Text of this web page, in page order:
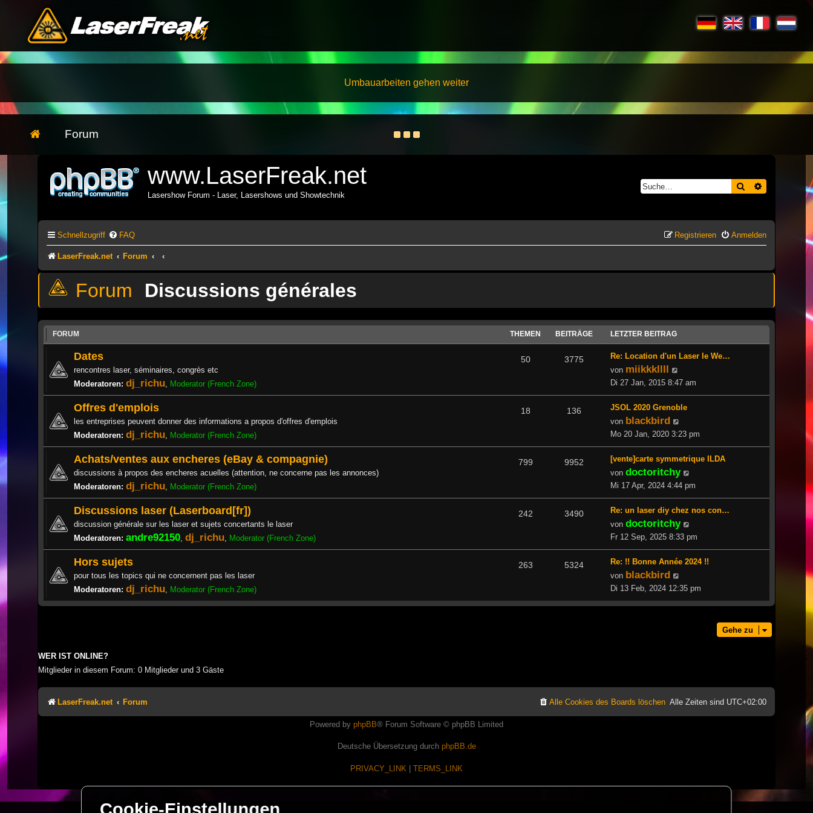
Umbauarbeiten gehen weiter
Forum
www.LaserFreak.net
Lasershow Forum - Laser, Lasershows und Showtechnik
Suche Erweiterte
Schnellzugriff FAQ Anmelden
Registrieren
LaserFreak.net Forum
Discussions générales
FORUM THEMEN BEITRÄGE LETZTER BEITRAG
Dates
rencontres laser, séminaires, congrès etc
Moderatoren: dj_richu Moderator (French Zone)
50 3775
Re: Location d'un Laser le We…
von miikkkllll
Beitrag
Di 27 Jan, 2015 8:47 am
Offres d'emplois
les entreprises peuvent donner des informations a propos d'offres d'emplois
Moderatoren: dj_richu Moderator (French Zone)
18 136
JSOL 2020 Grenoble
von blackbird
Beitrag
Mo 20 Jan, 2020 3:23 pm
Achats/ventes aux encheres (eBay & compagnie)
discussions à propos des encheres acuelles (attention, ne concerne pas les annonces)
Moderatoren: dj_richu Moderator (French Zone)
799 9952
[vente]carte symmetrique ILDA
von doctoritchy
Beitrag
Mi 17 Apr, 2024 4:44 pm
Discussions laser (Laserboard[fr])
discussion générale sur les laser et sujets concertants le laser
Moderatoren: andre92150 dj_richu Moderator (French Zone)
242 3490
Re: un laser diy chez nos con…
von doctoritchy
Beitrag
Fr 12 Sep, 2025 8:33 pm
Hors sujets
pour tous les topics qui ne concernent pas les laser
Moderatoren: dj_richu Moderator (French Zone)
263 5324
Re: !! Bonne Année 2024 !!
von blackbird
Beitrag
Di 13 Feb, 2024 12:35 pm
Gehe zu
WER IST ONLINE?
Mitglieder in diesem Forum: 0 Mitglieder und 3 Gäste
LaserFreak.net Forum Alle Zeiten sind UTC+02:00
Alle Cookies des Boards löschen
Powered by phpBB® Forum Software © phpBB Limited
Deutsche Übersetzung durch phpBB.de
PRIVACY_LINK TERMS_LINK